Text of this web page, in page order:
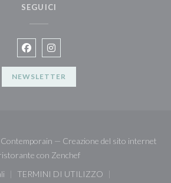
SEGUICI
Facebook ((apre una nuova
Instagram ((apre una nuova
NEWSLETTER
— Creazione del sito internet
con Zenchef((apre una nuova
una nuova finestra))
TERMINI DI UTILIZZO
((apre una nuova finestra))